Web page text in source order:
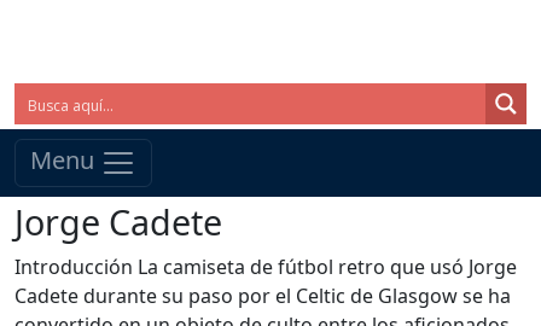
Menu
Jorge Cadete
Introducción La camiseta de fútbol retro que usó Jorge
Cadete durante su paso por el Celtic de Glasgow se ha